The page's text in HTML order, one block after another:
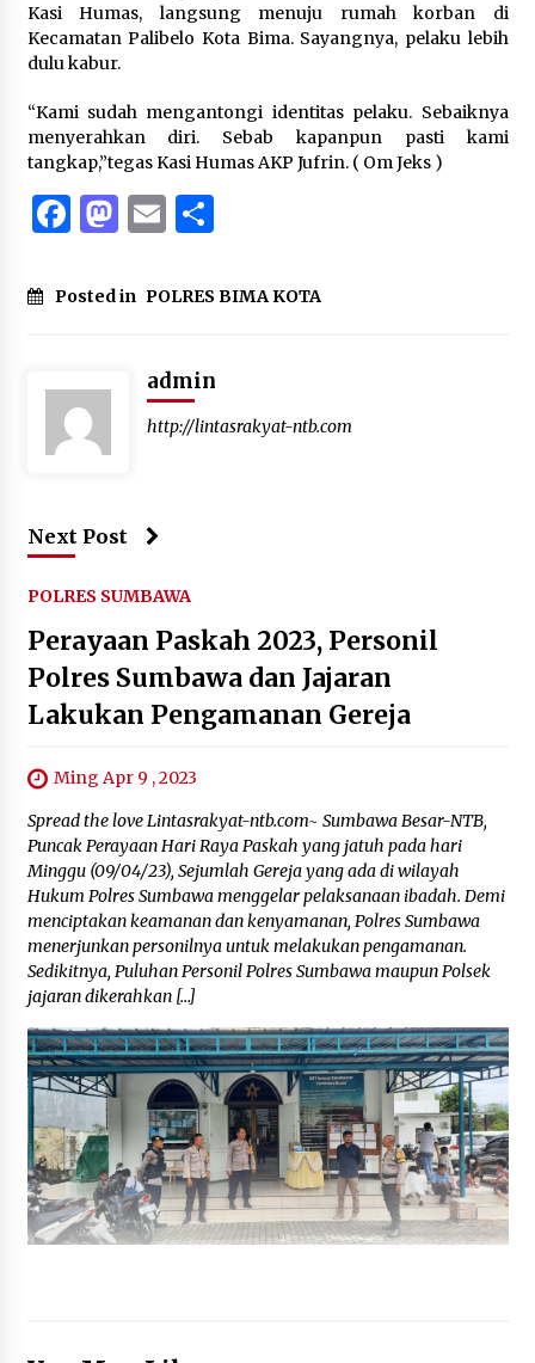
Kasi Humas, langsung menuju rumah korban di
Kecamatan Palibelo Kota Bima. Sayangnya, pelaku lebih
dulu kabur.
“Kami sudah mengantongi identitas pelaku. Sebaiknya
menyerahkan diri. Sebab kapanpun pasti kami
tangkap,”tegas Kasi Humas AKP Jufrin. ( Om Jeks )
Facebook
Mastodon
EmailShare
Posted in POLRES BIMA KOTA
admin
http://lintasrakyat-ntb.com
Next Post
POLRES SUMBAWA
Perayaan Paskah 2023, Personil
Polres Sumbawa dan Jajaran
Lakukan Pengamanan Gereja
Ming Apr 9 , 2023
Spread the love Lintasrakyat-ntb.com~ Sumbawa Besar-NTB,
Puncak Perayaan Hari Raya Paskah yang jatuh pada hari
Minggu (09/04/23), Sejumlah Gereja yang ada di wilayah
Hukum Polres Sumbawa menggelar pelaksanaan ibadah. Demi
menciptakan keamanan dan kenyamanan, Polres Sumbawa
menerjunkan personilnya untuk melakukan pengamanan.
Sedikitnya, Puluhan Personil Polres Sumbawa maupun Polsek
jajaran dikerahkan […]